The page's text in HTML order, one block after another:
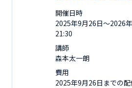
開催日時
2025年9月26日〜2026
21:30
講師
森本太一朗
費用
2025年9月26日までの